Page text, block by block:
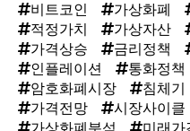
비트코인 가상화폐
적정가치
가상자산
가격상승
금리정책
인플레이션
통화정책
암호화폐시장
침체기
가격전망
시장사이클